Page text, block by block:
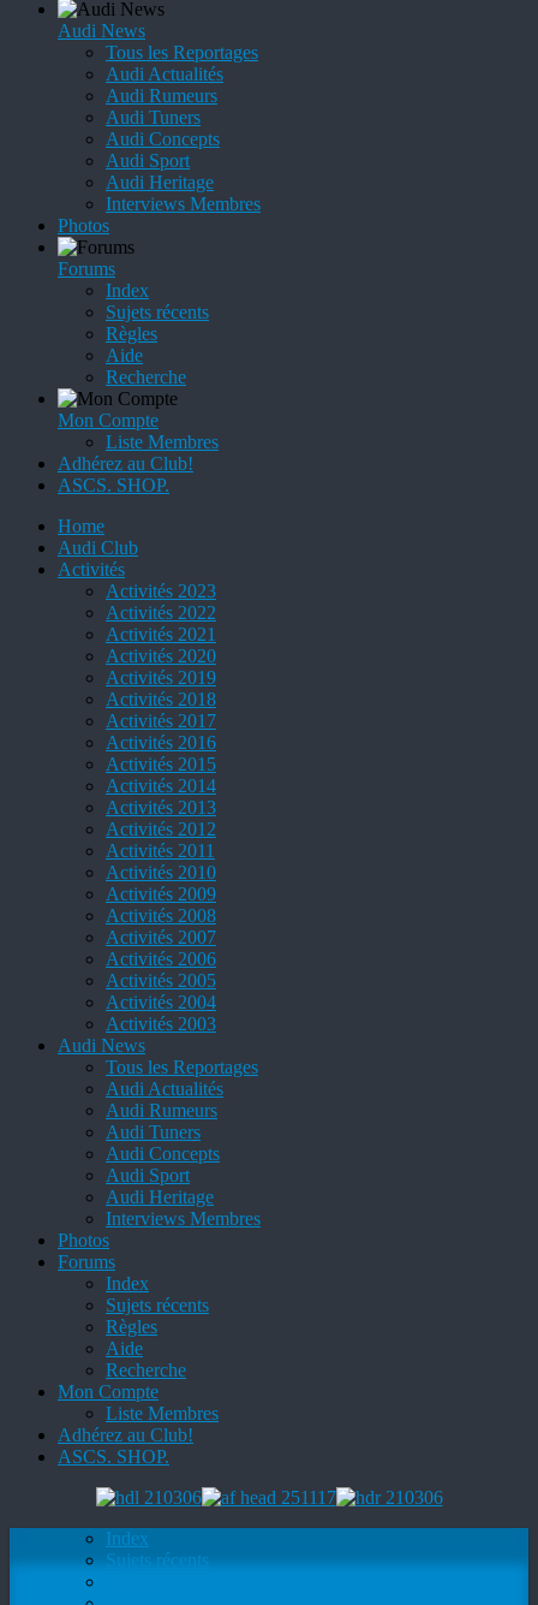
Audi News
Tous les Reportages
Audi Actualités
Audi Rumeurs
Audi Tuners
Audi Concepts
Audi Sport
Audi Heritage
Interviews Membres
Photos
Forums
Index
Sujets récents
Règles
Aide
Recherche
Mon Compte
Liste Membres
Adhérez au Club!
ASCS. SHOP.
Home
Audi Club
Activités
Activités 2023
Activités 2022
Activités 2021
Activités 2020
Activités 2019
Activités 2018
Activités 2017
Activités 2016
Activités 2015
Activités 2014
Activités 2013
Activités 2012
Activités 2011
Activités 2010
Activités 2009
Activités 2008
Activités 2007
Activités 2006
Activités 2005
Activités 2004
Activités 2003
Audi News
Tous les Reportages
Audi Actualités
Audi Rumeurs
Audi Tuners
Audi Concepts
Audi Sport
Audi Heritage
Interviews Membres
Photos
Forums
Index
Sujets récents
Règles
Aide
Recherche
Mon Compte
Liste Membres
Adhérez au Club!
ASCS. SHOP.
Index
Sujets récents